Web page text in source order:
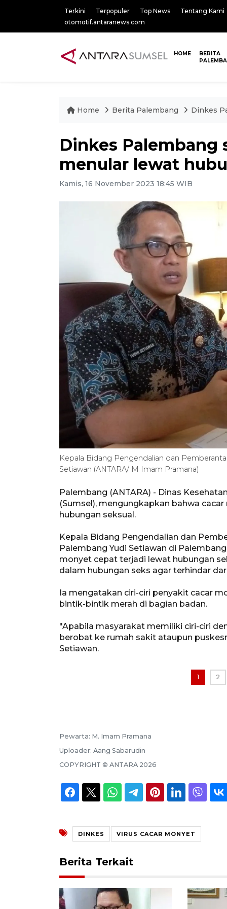
Terkini Terpopuler Top News
Tentang Kami
otomotif.antaranews.com
HOME
BERITA
Home Berita Palembang Dinkes
Dinkes Palembang
menular lewat
Kamis, 16 November 2023 18:45 WIB
Kepala Bidang Pengendalian dan
Setiawan (ANTARA/ M Imam Pramana)
Palembang (ANTARA) - Dinas
(Sumsel), mengungkapkan bahwa
hubungan seksual.
Kepala Bidang Pengendalian dan
Palembang Yudi Setiawan di
monyet cepat terjadi lewat hubungan
dalam hubungan seks agar terhindar
Ia mengatakan ciri-ciri penyakit cacar
bintik-bintik merah di bagian badan.
"Apabila masyarakat memiliki ciri-ciri
berobat ke rumah sakit ataupun
Setiawan.
1 2
Pewarta: M. Imam Pramana
Uploader: Aang Sabarudin
COPYRIGHT © ANTARA 2026
DINKES VIRUS CACAR MONYET
Berita Terkait